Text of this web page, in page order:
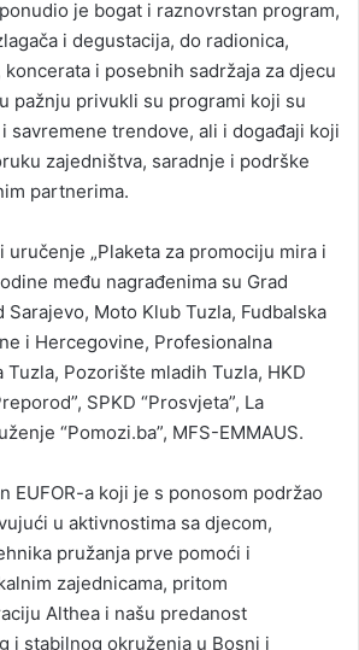
je bogat i raznovrstan program,
i degustacija, do radionica,
i posebnih sadržaja za djecu
pažnju privukli su programi koji su
savremene trendove, ali i događaji koji
zajedništva, saradnje i podrške
partnerima.
„Plaketa za promociju mira i
među nagrađenima su Grad
Sarajevo, Moto Klub Tuzla, Fudbalska
i Hercegovine, Profesionalna
Pozorište mladih Tuzla, HKD
SPKD “Prosvjeta”, La
“Pomozi.ba”, MFS-EMMAUS.
EUFOR-a koji je s ponosom podržao
u aktivnostima sa djecom,
pružanja prve pomoći i
zajednicama, pritom
Althea i našu predanost
i stabilnog okruženja u Bosni i